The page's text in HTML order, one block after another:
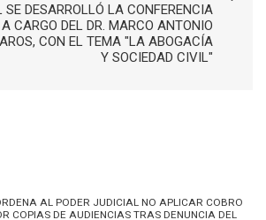
SE DESARROLLÓ LA CONFERENCIA
CARGO DEL DR. MARCO ANTONIO
CON EL TEMA "LA ABOGACÍA
Y SOCIEDAD CIVIL"
AL PODER JUDICIAL NO APLICAR COBRO
COPIAS DE AUDIENCIAS TRAS DENUNCIA DEL